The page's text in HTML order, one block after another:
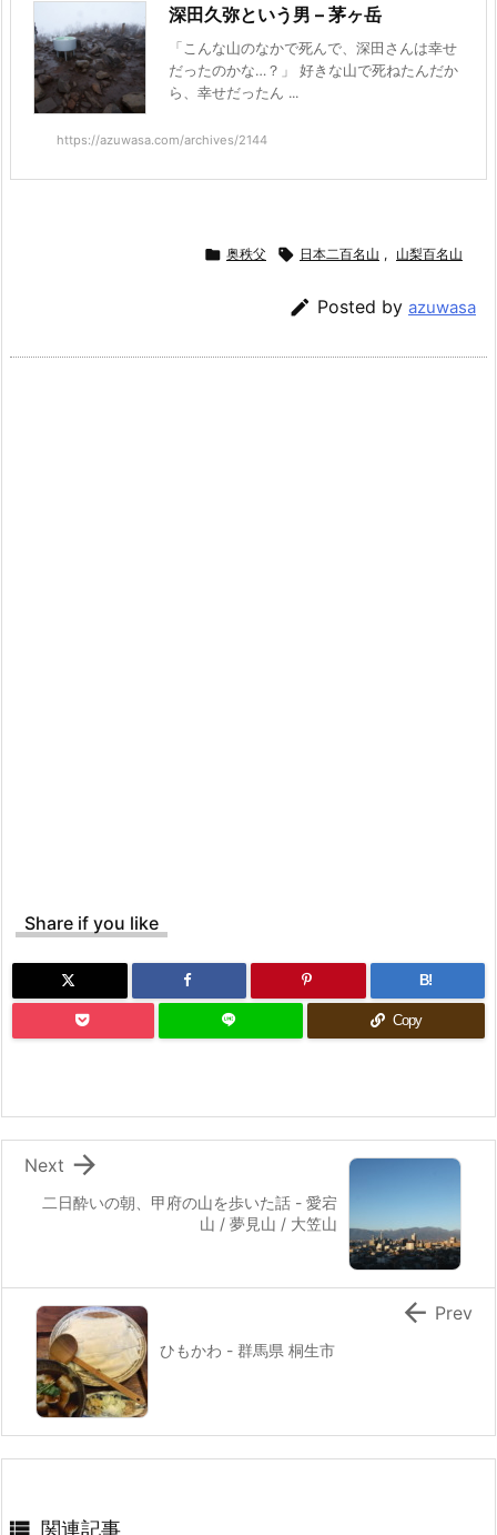
深田久弥という男 – 茅ヶ岳
「こんな山のなかで死んで、深田さんは幸せ
だったのかな…？」 好きな山で死ねたんだか
ら、幸せだったん ...
https://azuwasa.com/archives/2144
 奥秩父  日本二百名山 , 山梨百名山
 Posted by azuwasa
Share if you like
B!
Copy
二日酔いの朝、甲府の山を歩いた話 - 愛宕
山 / 夢見山 / 大笠山

Next
ひもかわ - 群馬県 桐生市
 Prev
 関連記事